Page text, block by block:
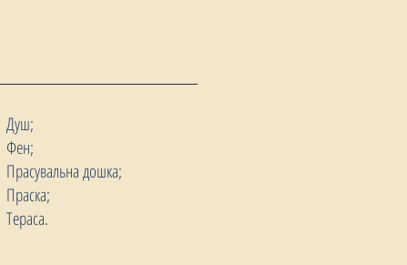
Душ;
Фен;
Прасувальна дошка;
Праска;
Тераса.